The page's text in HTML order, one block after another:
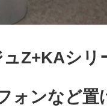
ュZ+KAシリ
ォンなど置